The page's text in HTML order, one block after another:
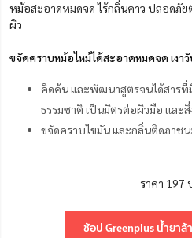
หม้อสะอาดหมดจด ไร้กลิ่นคาว ปลอดภัย
ผิว
ขจัดคราบหม้อไหม้ได้สะอาดหมดจด เงาวั
คิดค้น และพัฒนาสูตรจนได้สาร
ธรรมชาติ เป็นมิตรต่อผิวมือ และ
ขจัดคราบไขมัน และกลิ่นติดภาช
ราคา 197
ช้อป Greenplus น้ำยาล้